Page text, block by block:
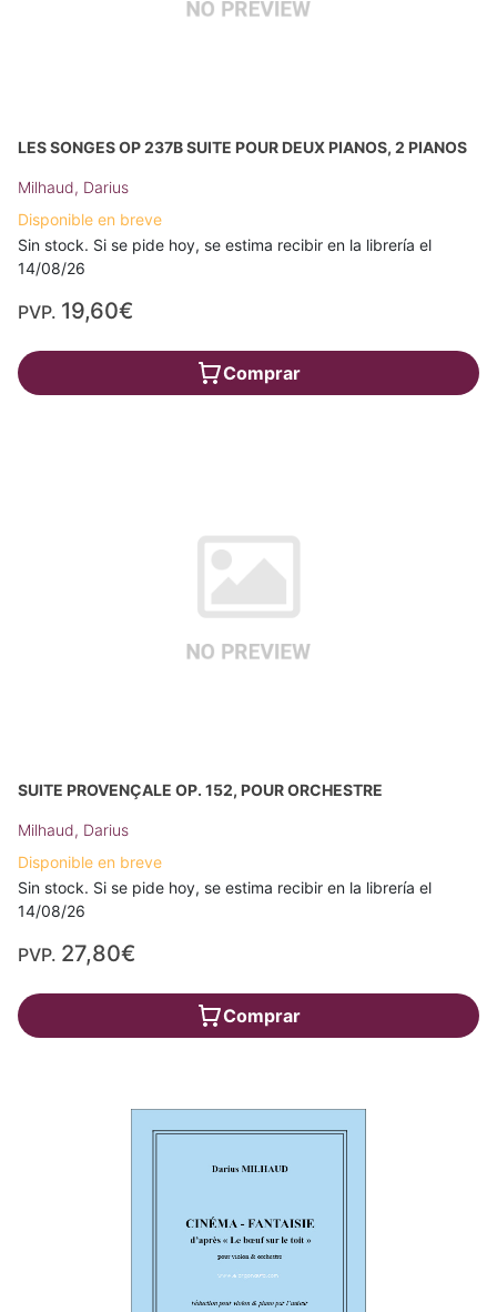
LES SONGES OP 237B SUITE POUR DEUX PIANOS, 2 PIANOS
Milhaud, Darius
Disponible en breve
Sin stock. Si se pide hoy, se estima recibir en la librería el
14/08/26
PVP. 19,60€
Comprar
SUITE PROVENÇALE OP. 152, POUR ORCHESTRE
Milhaud, Darius
Disponible en breve
Sin stock. Si se pide hoy, se estima recibir en la librería el
14/08/26
PVP. 27,80€
Comprar